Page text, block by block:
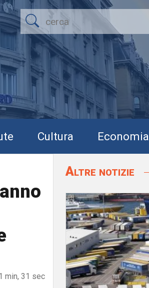
Cultura Economia
min, 31 sec
Altre notizie